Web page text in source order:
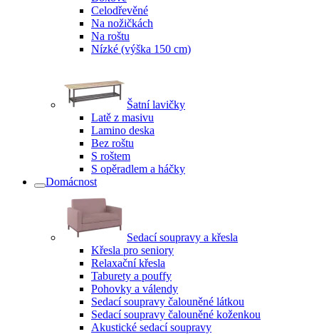
Celodřevěné
Na nožičkách
Na roštu
Nízké (výška 150 cm)
Šatní lavičky
Latě z masivu
Lamino deska
Bez roštu
S roštem
S opěradlem a háčky
Domácnost
Sedací soupravy a křesla
Křesla pro seniory
Relaxační křesla
Taburety a pouffy
Pohovky a válendy
Sedací soupravy čalouněné látkou
Sedací soupravy čalouněné koženkou
Akustické sedací soupravy